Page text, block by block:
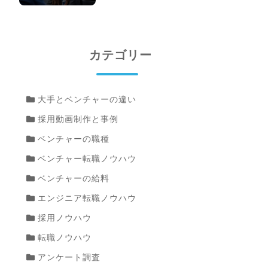
カテゴリー
大手とベンチャーの違い
採用動画制作と事例
ベンチャーの職種
ベンチャー転職ノウハウ
ベンチャーの給料
エンジニア転職ノウハウ
採用ノウハウ
転職ノウハウ
アンケート調査